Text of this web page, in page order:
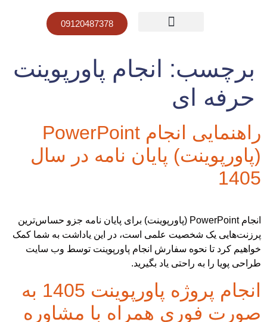
09120487378
برچسب:
انجام پاورپوینت
حرفه ای
راهنمایی انجام PowerPoint
(پاورپوینت) پایان نامه در سال
1405
انجام PowerPoint (پاورپوینت) برای پایان نامه جزو حساس‌ترین
پرزنت‌هایی یک شخصیت علمی است، در این یاداشت به شما کمک
خواهیم کرد تا نحوه سفارش انجام پاورپوینت توسط وب سایت
طراحی پویا را به راحتی یاد بگیرید.
انجام پروژه پاورپوینت 1405 به
صورت فوری همراه با مشاوره